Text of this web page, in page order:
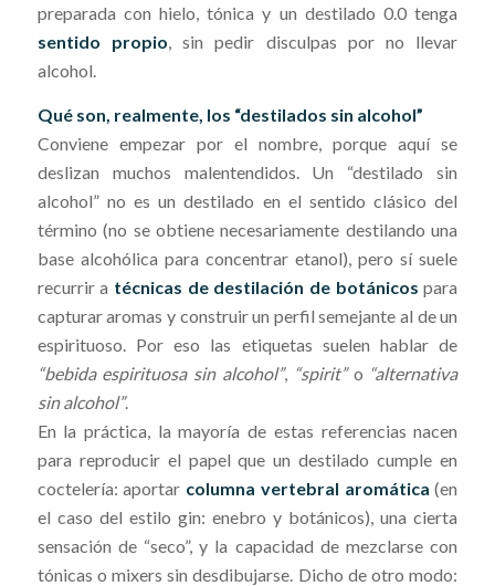
preparada con hielo, tónica y un destilado 0.0 tenga
sentido propio, sin pedir disculpas por no llevar
alcohol.
Qué son, realmente, los “destilados sin alcohol”
Conviene empezar por el nombre, porque aquí se
deslizan muchos malentendidos. Un “destilado sin
alcohol” no es un destilado en el sentido clásico del
término (no se obtiene necesariamente destilando una
base alcohólica para concentrar etanol), pero sí suele
recurrir a técnicas de destilación de botánicos para
capturar aromas y construir un perfil semejante al de un
espirituoso. Por eso las etiquetas suelen hablar de
“bebida espirituosa sin alcohol”, “spirit”o “alternativa
sin alcohol”.
En la práctica, la mayoría de estas referencias nacen
para reproducir el papel que un destilado cumple en
coctelería: aportar columna vertebral aromática (en
el caso del estilo gin: enebro y botánicos), una cierta
sensación de “seco”, y la capacidad de mezclarse con
tónicas o mixers sin desdibujarse. Dicho de otro modo: